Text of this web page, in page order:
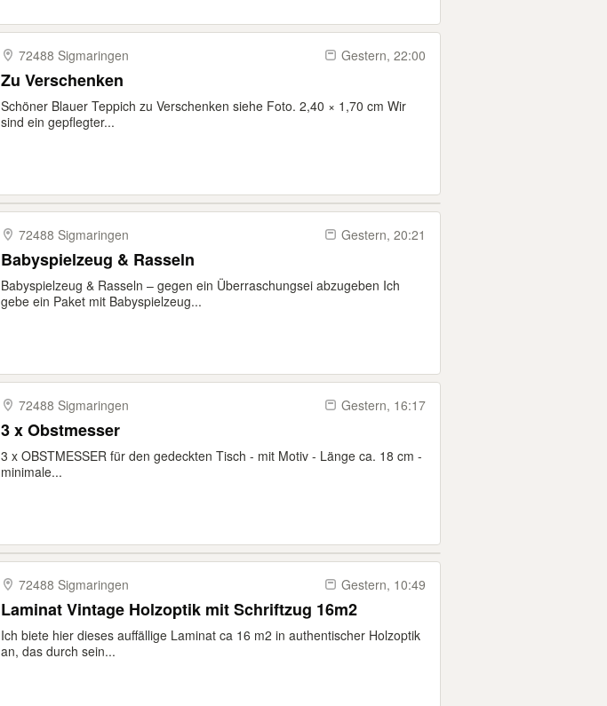
72488 Sigmaringen Gestern, 22:00
Zu Verschenken
Schöner Blauer Teppich zu Verschenken siehe Foto. 2,40 × 1,70 cm Wir
sind ein gepflegter...
72488 Sigmaringen Gestern, 20:21
Babyspielzeug & Rasseln
Babyspielzeug & Rasseln – gegen ein Überraschungsei abzugeben Ich
gebe ein Paket mit Babyspielzeug...
72488 Sigmaringen Gestern, 16:17
3 x Obstmesser
3 x OBSTMESSER für den gedeckten Tisch - mit Motiv - Länge ca. 18 cm -
minimale...
72488 Sigmaringen Gestern, 10:49
Laminat Vintage Holzoptik mit Schriftzug 16m2
Ich biete hier dieses auffällige Laminat ca 16 m2 in authentischer Holzoptik
an, das durch sein...